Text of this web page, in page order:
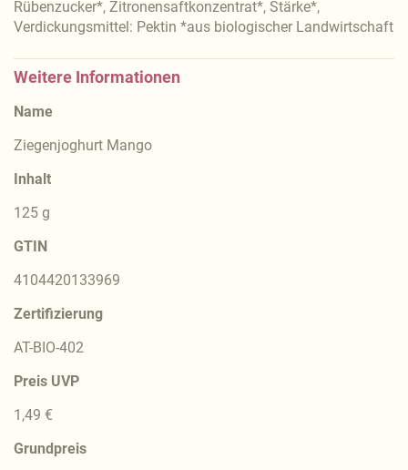
Rübenzucker*, Zitronensaftkonzentrat*, Stärke*,
Verdickungsmittel: Pektin *aus biologischer Landwirtschaft
Weitere Informationen
Name
Ziegenjoghurt Mango
Inhalt
125 g
GTIN
4104420133969
Zertifizierung
AT-BIO-402
Preis UVP
1,49 €
Grundpreis